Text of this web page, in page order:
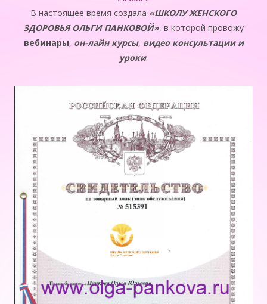
В настоящее время создала «ШКОЛУ ЖЕНСКОГО
ЗДОРОВЬЯ ОЛЬГИ ПАНКОВОЙ», в которой провожу
вебинары, он-лайн курсы, видео консультации и
уроки.